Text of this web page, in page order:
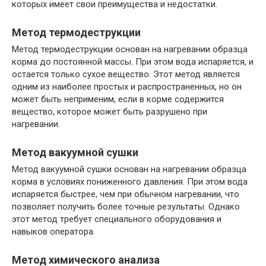
которых имеет свои преимущества и недостатки.
Метод термодеструкции
Метод термодеструкции основан на нагревании образца
корма до постоянной массы. При этом вода испаряется, и
остается только сухое вещество. Этот метод является
одним из наиболее простых и распространенных, но он
может быть неприменим, если в корме содержится
вещество, которое может быть разрушено при
нагревании.
Метод вакуумной сушки
Метод вакуумной сушки основан на нагревании образца
корма в условиях пониженного давления. При этом вода
испаряется быстрее, чем при обычном нагревании, что
позволяет получить более точные результаты. Однако
этот метод требует специального оборудования и
навыков оператора.
Метод химического анализа